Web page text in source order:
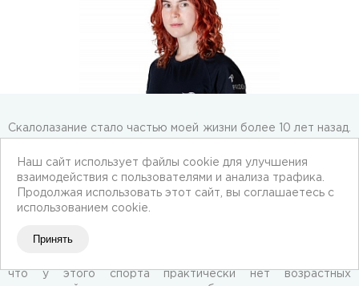
Скалолазание стало частью моей жизни более 10 лет назад.
сборов и участия во Всероссийских соревнованиях. С
2022 года работаю тренером по скалолазанию, совершаю
выезды на скалы со спортсменами и стараюсь показать
детям и взрослым, насколько скалолазание увлекательный
На данный момент я веду тренировки для детей с трёх лет
что у этого спорта практически нет возрастных
Наш сайт использует файлы cookie для улучшения
взаимодействия с пользователями и анализа трафика.
Продолжая использовать этот сайт, вы соглашаетесь с
использованием cookie.
Принять